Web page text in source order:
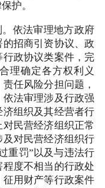
护。
依法审理地方政府
招商引资协议、政
政协议类案件，完
理确定各方权利义
任风险分担问题，
法审理涉及行政强
组织及其经营者行
民营经济组织正常
对民营经济组织行
重罚”以及与违法行
度不相当的行政处
用财产等行政案件